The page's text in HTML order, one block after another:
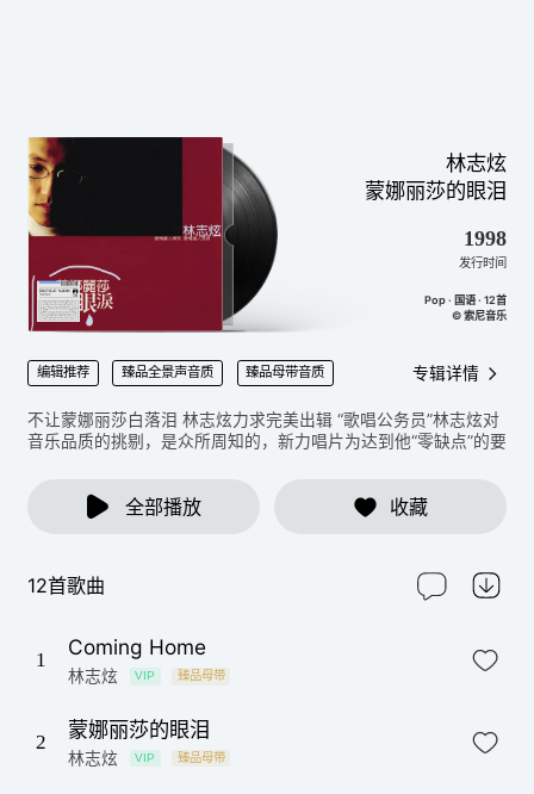
林志炫
蒙娜丽莎的眼泪
1998
发行时间
Pop · 国语 · 12首
© 索尼音乐
编辑推荐 臻品全景声音质 臻品母带音质 专辑详情
不让蒙娜丽莎白落泪 林志炫力求完美出辑 “歌唱公务员”林志炫对
音乐品质的挑剔，是众所周知的，新力唱片为达到他“零缺点”的要
的许多大牌歌星，包括惠妮休斯顿、芝加哥合唱团等。林志炫新
singers that I know in any language。”还要求把这句话打在专辑
里。 专辑后期混音作业则请到顶级混音师韩伯多，他是天后席琳
说：“你拥有百万的歌喉，但外表需要再加强，才能成为超级巨
星。”所以，新力这次斥资帮林志炫买了十套名牌打歌服，还染了
曲《蒙娜丽莎的眼泪》由台湾著名音乐才女郑华娟写下。郑华娟
与林志炫合作过《少年游》、《多情种》等脍炙人口的好歌，唱
出了年少轻狂的狂狷与激昂，这次郑华娟专为林志炫量身定作一
全部播放 收藏
12首歌曲
1
Coming Home
林志炫 VIP 臻品母带
2
蒙娜丽莎的眼泪
林志炫 VIP 臻品母带